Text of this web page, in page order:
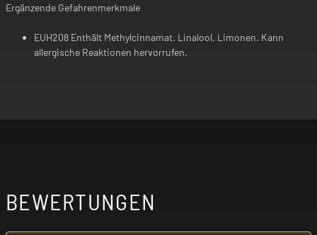
Ergänzende Gefahrenmerkmale
EUH208 Enthält Methylcinnamat, Linalool, Limonen. Kann
allergische Reaktionen hervorrufen.
BEWERTUNGEN